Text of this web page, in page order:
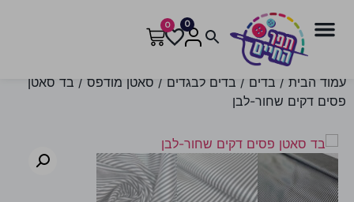
0
0
עמוד הבית / בדים / בדים לבגדים / סאטן מודפס / בד סאטן
פסים דקים שחור-לבן